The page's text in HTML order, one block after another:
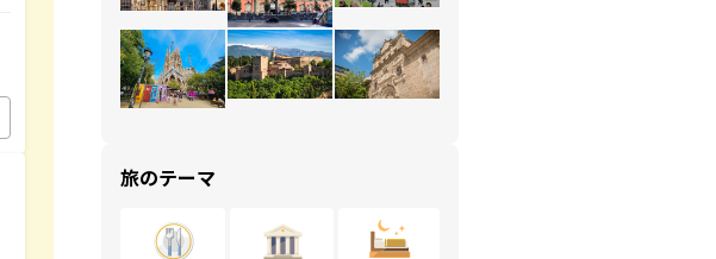
旅のテーマ